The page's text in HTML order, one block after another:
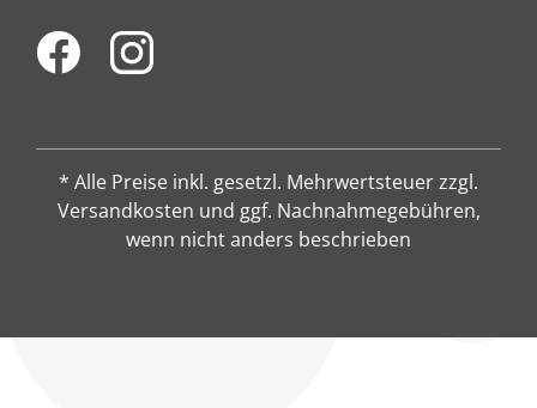
* Alle Preise inkl. gesetzl. Mehrwertsteuer zzgl.
Versandkosten und ggf. Nachnahmegebühren,
wenn nicht anders beschrieben